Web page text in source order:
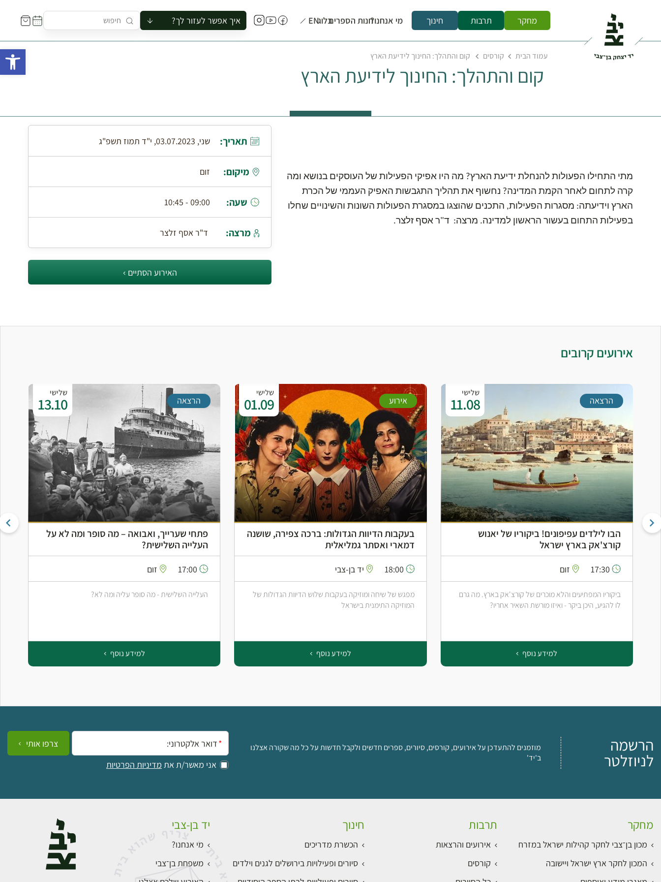
מחקר תרבות חינוך מי אנחנו?חנות הספריםבלוגEN איך אפשר לעזור לך?
להזמין סיור לקבוצה
לתאם ביקור בצריף
עמוד הבית קורסים קום והתהלך: החינוך לידיעת הארץ
קום והתהלך: החינוך לידיעת הארץ
מתי התחילו הפעולות להנחלת ידיעת הארץ? מה היו אפיקי הפעילות של העוסקים בנושא ומה
קרה לתחום לאחר הקמת המדינה? נחשוף את תהליך התגבשות האפיק העממי של הכרת
הארץ וידיעתה: מסגרות הפעילות, התכנים שהוצגו במסגרת הפעולות השונות והשינויים שחלו
בפעילות התחום בעשור הראשון למדינה. מרצה: ד"ר אסף זלצר. ​​​​​
תאריך: שני, 03.07.2023, י"ד תמוז תשפ"ג
מיקום: זום
שעה: 09:00 - 10:45
מרצה: ד"ר אסף זלצר ​​​​​​​
האירוע הסתיים
אירועים קרובים
שלישי
11.08 הרצאה
הבו לילדים עפיפונים! ביקוריו של יאנוש
קורצ'אק בארץ ישראל
17:30 זום
ביקוריו המפתיעים והלא מוכרים של קורצ'אק בארץ. מה גרם
לו להגיע, היכן ביקר - ואיזו מורשת השאיר אחריו?
למידע נוסף
שלישי
01.09 אירוע
בעקבות הדיוות הגדולות: ברכה צפירה, שושנה
דמארי ואסתר גמליאלית
יד בן-צבי
מפגש של שיחה ומוזיקה בעקבות שלוש הדיוות הגדולות של
המוזיקה התימנית בישראל
למידע נוסף
שלישי
13.10 הרצאה
פתחי שערייך, ואבואה – מה סופר ומה לא על
העלייה השלישית?
17:00 זום
העלייה השלישית - מה סופר עליה ומה לא?
למידע נוסף
הרשמה
לניוזלטר
מוזמנים להתעדכן על אירועים, קורסים, סיורים, ספרים חדשים ולקבל חדשות על כל מה שקורה אצלנו
ב'יד'
אימייל:
אני מאשר/ת את מדיניות הפרטיות
צרפו אותי
מחקר
מכון בן־צבי לחקר קהילות ישראל במזרח
המכון לחקר ארץ ישראל ויישובה
תרבות
אירועים והרצאות
קורסים
חינוך
הכשרת מדריכים
סיורים ופעילויות בירושלים לגנים וילדים
יד בן-צבי
מי אנחנו?
משפחת בן־צבי